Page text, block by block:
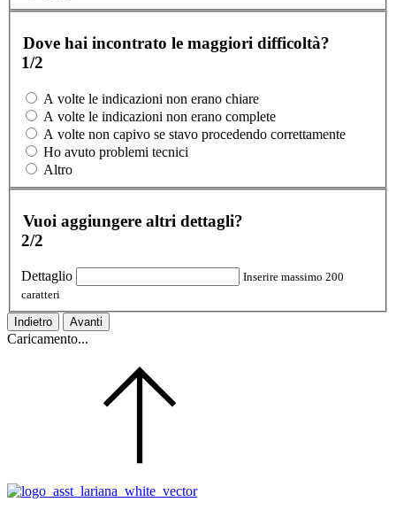
Dove hai incontrato le maggiori difficoltà?
1/2
A volte le indicazioni non erano chiare
A volte le indicazioni non erano complete
A volte non capivo se stavo procedendo correttamente
Ho avuto problemi tecnici
Altro
Vuoi aggiungere altri dettagli?
2/2
Dettaglio
Inserire massimo 200
caratteri
Indietro Avanti
Caricamento...